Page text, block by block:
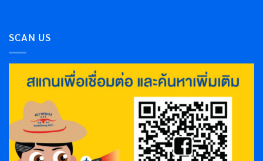
SCAN US